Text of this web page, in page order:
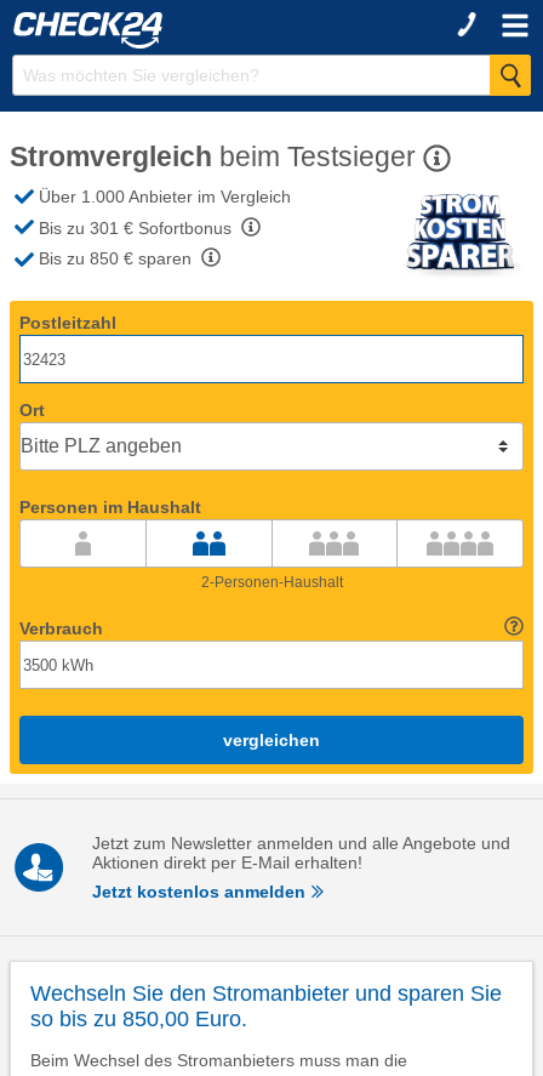
Stromvergleich beim Testsieger
Über 1.000 Anbieter im Vergleich
Bis zu 301 € Sofortbonus
Bis zu 850 € sparen
Postleitzahl
Ort
Personen im Haushalt
2-Personen-Haushalt
Verbrauch
vergleichen
Jetzt zum Newsletter anmelden und alle Angebote und
Aktionen direkt per E-Mail erhalten!
Jetzt kostenlos anmelden
Wechseln Sie den Stromanbieter und sparen Sie
so bis zu 850,00 Euro.
Beim Wechsel des Stromanbieters muss man die